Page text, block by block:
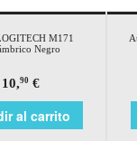
M171
Negro
10,90 €
al carrito